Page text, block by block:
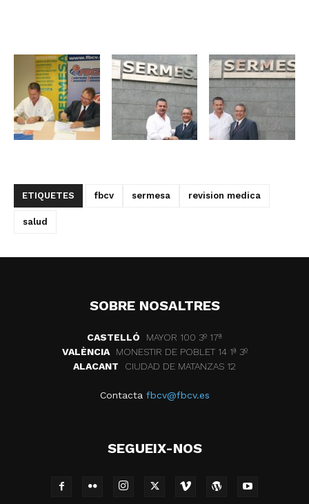
ETIQUETES fbcv sermesa revision medica
salud
SOBRE NOSALTRES
CASTELLÓ
MAYOR 100 3º 17ª
VALÈNCIA
MONESTIR DE POBLET 14 1ª 3º
ALACANT
CIUDAD DE MATANZAS 12
Contacta fbcv@fbcv.es
SEGUEIX-NOS